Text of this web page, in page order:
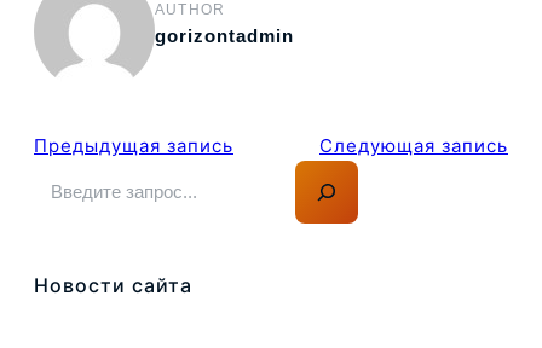
AUTHOR
gorizontadmin
Предыдущая запись
Следующая запись
кНовости сайта